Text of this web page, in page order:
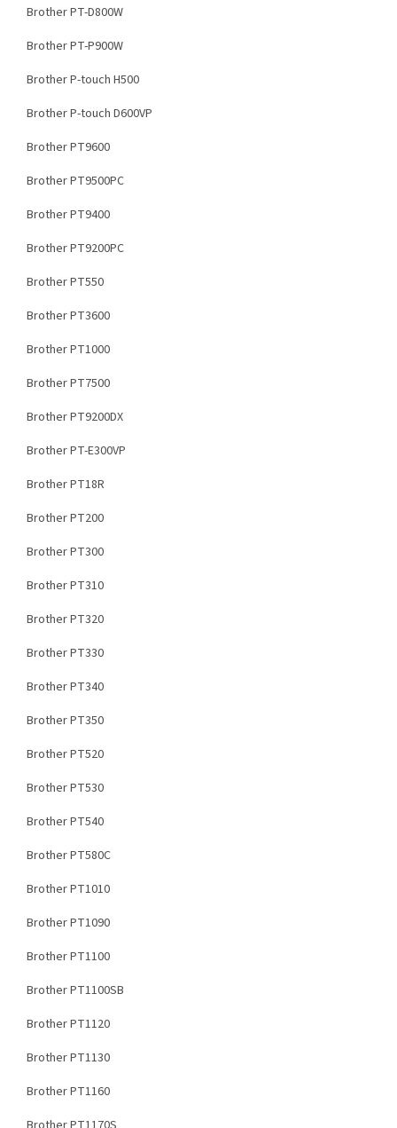
Brother PT-D800W
Brother PT-P900W
Brother P-touch H500
Brother P-touch D600VP
Brother PT9600
Brother PT9500PC
Brother PT9400
Brother PT9200PC
Brother PT550
Brother PT3600
Brother PT1000
Brother PT7500
Brother PT9200DX
Brother PT-E300VP
Brother PT18R
Brother PT200
Brother PT300
Brother PT310
Brother PT320
Brother PT330
Brother PT340
Brother PT350
Brother PT520
Brother PT530
Brother PT540
Brother PT580C
Brother PT1010
Brother PT1090
Brother PT1100
Brother PT1100SB
Brother PT1120
Brother PT1130
Brother PT1160